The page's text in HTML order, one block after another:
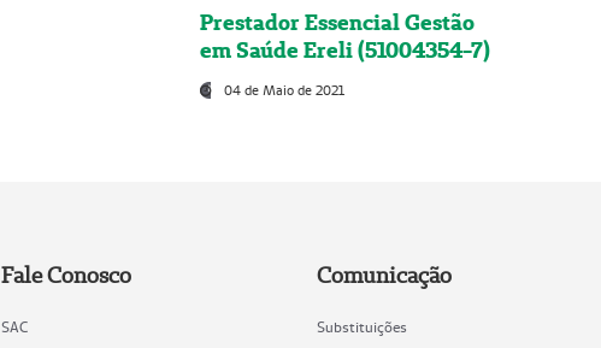
Prestador Essencial Gestão
em Saúde Ereli (51004354-7)
04 de Maio de 2021
Fale Conosco
SAC
Comunicação
Substituições